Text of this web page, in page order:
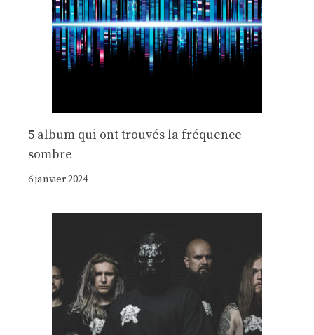
5 album qui ont trouvés la fréquence
sombre
6 janvier 2024